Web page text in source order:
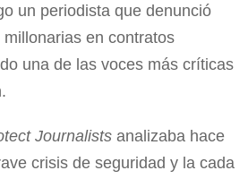
un periodista que denunció
en contratos
una de las voces más críticas
Journalists analizaba hace
crisis de seguridad y la cada